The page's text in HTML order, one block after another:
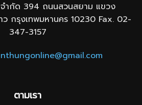
ำกัด 394 ถนนสวนสยาม แขวง
ว กรุงเทพมหานคร 10230 Fax. 02-
347-3157
ตามเรา